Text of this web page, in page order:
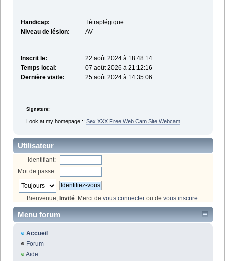
Handicap:
Tétraplégique
Niveau de lésion:
AV
Inscrit le:
22 août 2024 à 18:48:14
Temps local:
07 août 2026 à 21:12:16
Dernière visite:
25 août 2024 à 14:35:06
Signature:
Look at my homepage :: Sex XXX Free Web Cam Site Webcam
Utilisateur
Identifiant:
Mot de passe:
Bienvenue, Invité. Merci de vous connecter ou de vous inscrire.
Menu forum
Accueil
Forum
Aide